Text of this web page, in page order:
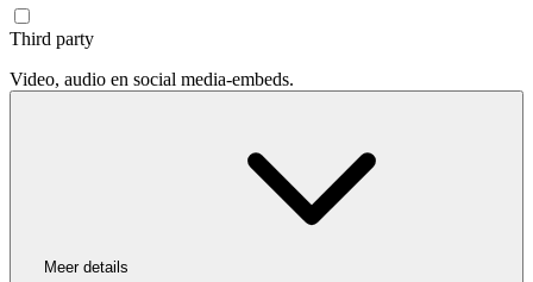
Third party
Video, audio en social media-embeds.
Meer details